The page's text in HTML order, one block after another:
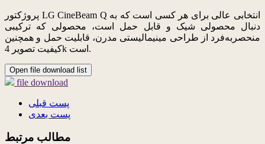
پروژکتور LG CineBeam Q انتخابی عالی برای هر کسی است که به
دنبال محصولی شیک و قابل حمل است، محصولی که ترکیبی
منحصربه‌فرد از طراحی مینیمالیستی مدرن، قابلیت حمل و همچنین
کیفیت تصویر 4k است.
Open file download list
file download
پست قبلی
پست بعدی
مطالب مرتبط